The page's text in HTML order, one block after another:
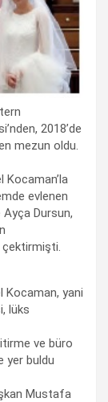
2018’de
mezun oldu.
Kocaman’la
evlenen
Ayça Dursun,
çektirmişti.
Kocaman, yani
lüks
ve büro
yer buldu
Mustafa